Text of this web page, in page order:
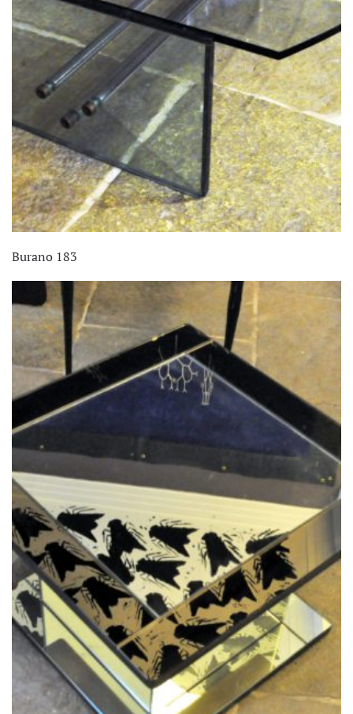
Burano 183